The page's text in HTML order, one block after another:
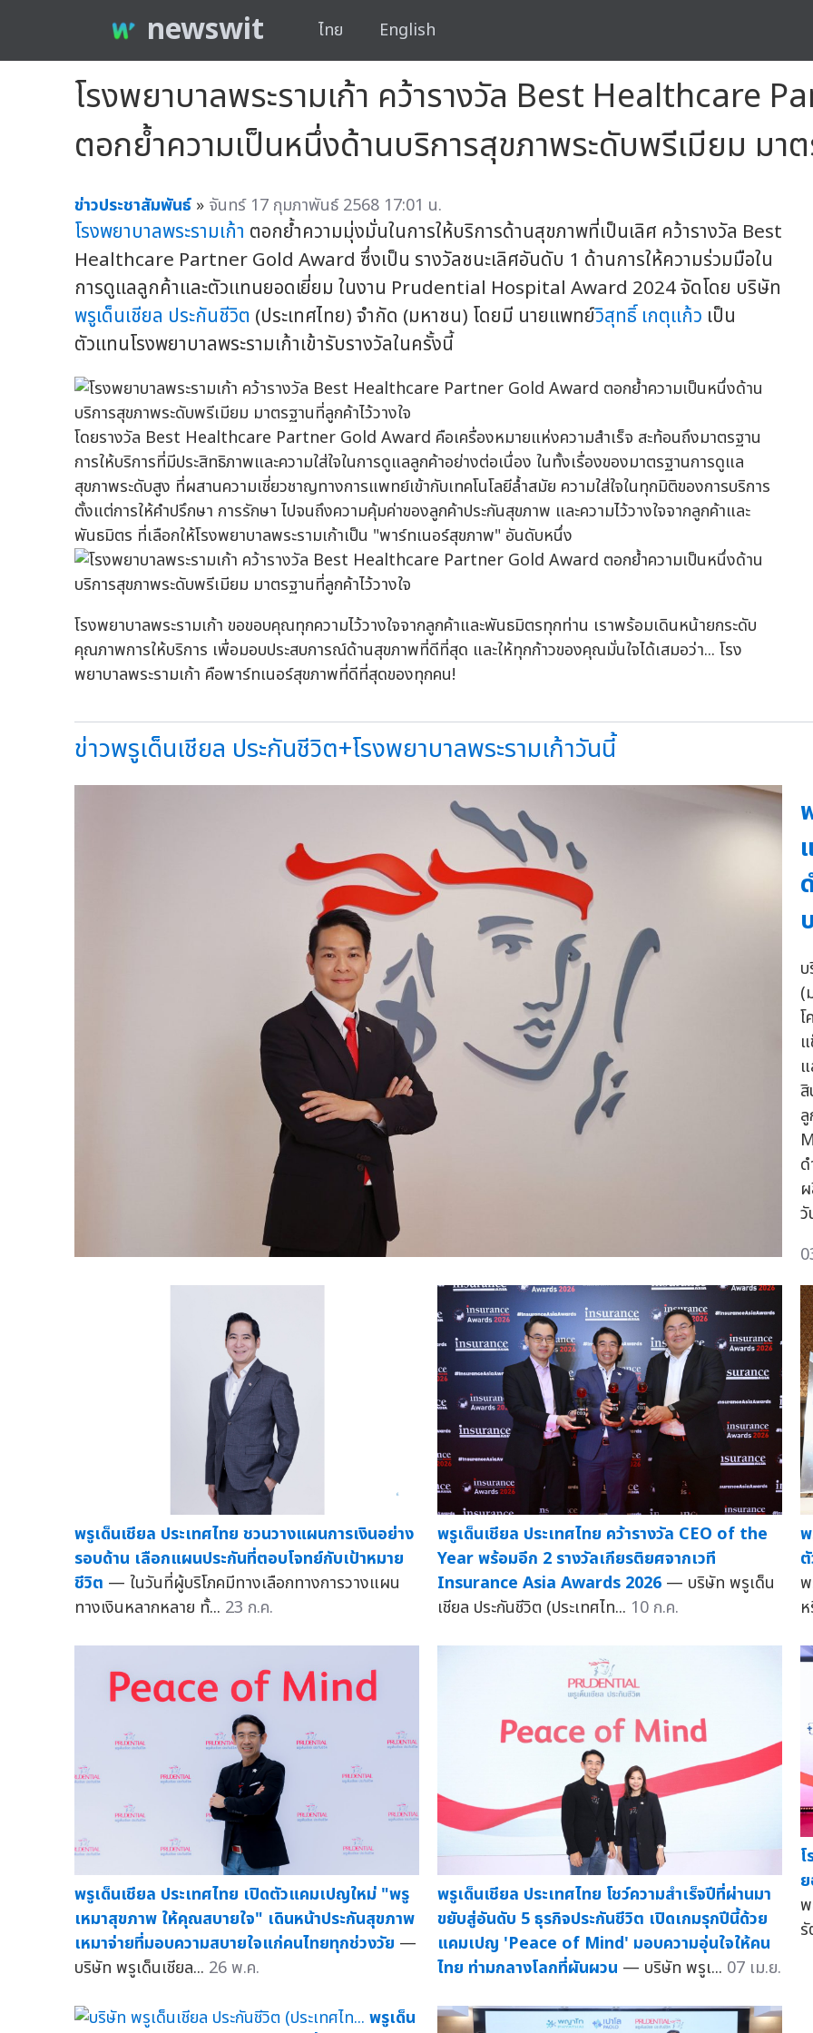
newswit ไทย English
โรงพยาบาลพระรามเก้า คว้ารางวัล Best Healthcare
ตอกย้ำความเป็นหนึ่งด้านบริการสุขภาพระดับพรีเมียม มาต
ข่าวประชาสัมพันธ์ » จันทร์ 17 กุมภาพันธ์ 2568 17:01 น.
โรงพยาบาลพระรามเก้า ตอกย้ำความมุ่งมั่นในการให้บริการด้านสุขภาพที่เป็นเลิศ คว้ารางวัล Best
Healthcare Partner Gold Award ซึ่งเป็น รางวัลชนะเลิศอันดับ 1 ด้านการให้ความร่วมมือใน
การดูแลลูกค้าและตัวแทนยอดเยี่ยม ในงาน Prudential Hospital Award 2024 จัดโดย บริษัท
พรูเด็นเชียล ประกันชีวิต (ประเทศไทย) จำกัด (มหาชน) โดยมี นายแพทย์วิสุทธิ์ เกตุแก้ว เป็น
ตัวแทนโรงพยาบาลพระรามเก้าเข้ารับรางวัลในครั้งนี้
โดยรางวัล Best Healthcare Partner Gold Award คือเครื่องหมายแห่งความสำเร็จ สะท้อนถึงมาตรฐาน
การให้บริการที่มีประสิทธิภาพและความใส่ใจในการดูแลลูกค้าอย่างต่อเนื่อง ในทั้งเรื่องของมาตรฐานการดูแล
สุขภาพระดับสูง ที่ผสานความเชี่ยวชาญทางการแพทย์เข้ากับเทคโนโลยีล้ำสมัย ความใส่ใจในทุกมิติของการบริการ
ตั้งแต่การให้คำปรึกษา การรักษา ไปจนถึงความคุ้มค่าของลูกค้าประกันสุขภาพ และความไว้วางใจจากลูกค้าและ
พันธมิตร ที่เลือกให้โรงพยาบาลพระรามเก้าเป็น "พาร์ทเนอร์สุขภาพ" อันดับหนึ่ง
โรงพยาบาลพระรามเก้า ขอขอบคุณทุกความไว้วางใจจากลูกค้าและพันธมิตรทุกท่าน เราพร้อมเดินหน้ายกระดับ
คุณภาพการให้บริการ เพื่อมอบประสบการณ์ด้านสุขภาพที่ดีที่สุด และให้ทุกก้าวของคุณมั่นใจได้เสมอว่า... โรง
พยาบาลพระรามเก้า คือพาร์ทเนอร์สุขภาพที่ดีที่สุดของทุกคน!
ข่าวพรูเด็นเชียล ประกันชีวิต+โรงพยาบาลพระรามเก้าวันนี้
(
พรูเด็นเชียล ประเทศไทย ชวนวางแผนการเงินอย่าง
รอบด้าน เลือกแผนประกันที่ตอบโจทย์กับเป้าหมาย
ชีวิต — ในวันที่ผู้บริโภคมีทางเลือกทางการวางแผน
ทางเงินหลากหลาย ทั้... 23 ก.ค.
พรูเด็นเชียล ประเทศไทย คว้ารางวัล CEO of the
Year พร้อมอีก 2 รางวัลเกียรติยศจากเวที
Insurance Asia Awards 2026 — บริษัท พรูเด็น
เชียล ประกันชีวิต (ประเทศไท... 10 ก.ค.
พรูเด็นเชียล ประเทศไทย เปิดตัวแคมเปญใหม่ "พรู
เหมาสุขภาพ ให้คุณสบายใจ" เดินหน้าประกันสุขภาพ
เหมาจ่ายที่มอบความสบายใจแก่คนไทยทุกช่วงวัย —
บริษัท พรูเด็นเชียล... 26 พ.ค.
พรูเด็นเชียล ประเทศไทย โชว์ความสำเร็จปีที่ผ่านมา
ขยับสู่อันดับ 5 ธุรกิจประกันชีวิต เปิดเกมรุกปีนี้ด้วย
แคมเปญ 'Peace of Mind' มอบความอุ่นใจให้คน
ไทย ท่ามกลางโลกที่ผันผวน — บริษัท พรูเ... 07 เม.ย.
พรูเด็น